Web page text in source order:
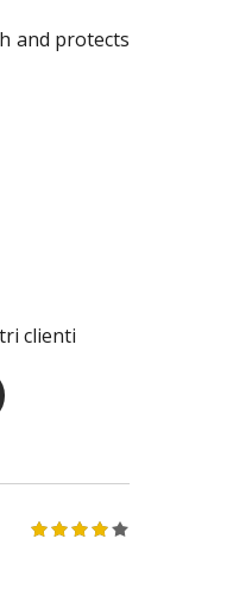
and protects
clienti